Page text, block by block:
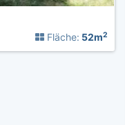
Fläche: 52m2